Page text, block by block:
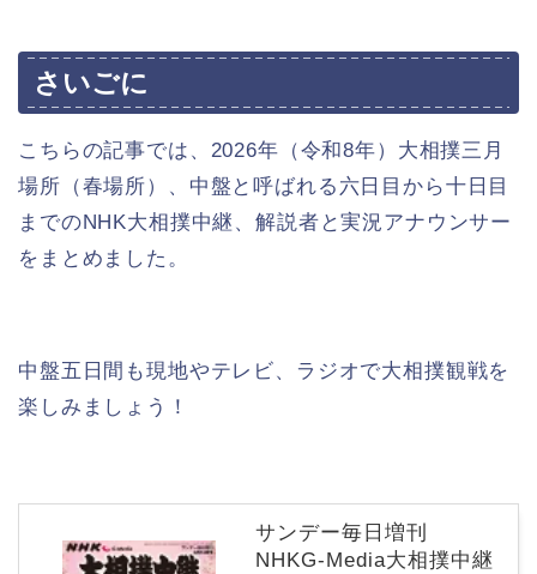
さいごに
こちらの記事では、2026年（令和8年）大相撲三月
場所（春場所）、中盤と呼ばれる六日目から十日目
までのNHK大相撲中継、解説者と実況アナウンサー
をまとめました。
中盤五日間も現地やテレビ、ラジオで大相撲観戦を
楽しみましょう！
サンデー毎日増刊
NHKG-Media大相撲中継